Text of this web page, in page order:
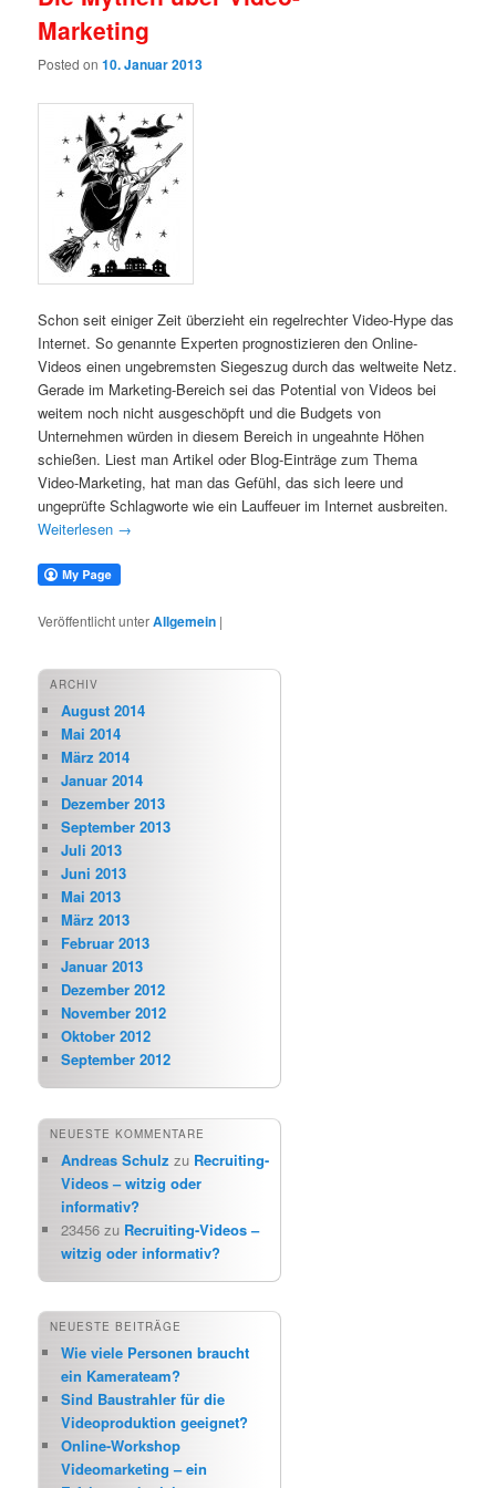
Marketing
Posted on10. Januar 2013
Schon seit einiger Zeit überzieht ein regelrechter Video-Hype das
Internet. So genannte Experten prognostizieren den Online-
Videos einen ungebremsten Siegeszug durch das weltweite Netz.
Gerade im Marketing-Bereich sei das Potential von Videos bei
weitem noch nicht ausgeschöpft und die Budgets von
Unternehmen würden in diesem Bereich in ungeahnte Höhen
schießen. Liest man Artikel oder Blog-Einträge zum Thema
Video-Marketing, hat man das Gefühl, das sich leere und
ungeprüfte Schlagworte wie ein Lauffeuer im Internet ausbreiten.
Weiterlesen →
Veröffentlicht unterAllgemein |
ARCHIV
August 2014
Mai 2014
März 2014
Januar 2014
Dezember 2013
September 2013
Juli 2013
Juni 2013
Mai 2013
März 2013
Februar 2013
Januar 2013
Dezember 2012
November 2012
Oktober 2012
September 2012
NEUESTE KOMMENTARE
Andreas Schulz zu Recruiting-
Videos – witzig oder
informativ?
23456 zu Recruiting-Videos –
witzig oder informativ?
NEUESTE BEITRÄGE
Wie viele Personen braucht
ein Kamerateam?
Sind Baustrahler für die
Videoproduktion geeignet?
Online-Workshop
Videomarketing – ein